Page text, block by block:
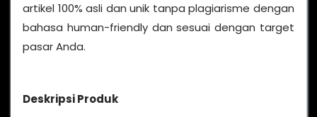
artikel 100% asli dan unik tanpa plagiarisme dengan
bahasa human-friendly dan sesuai dengan target
pasar Anda.
Deskripsi Produk